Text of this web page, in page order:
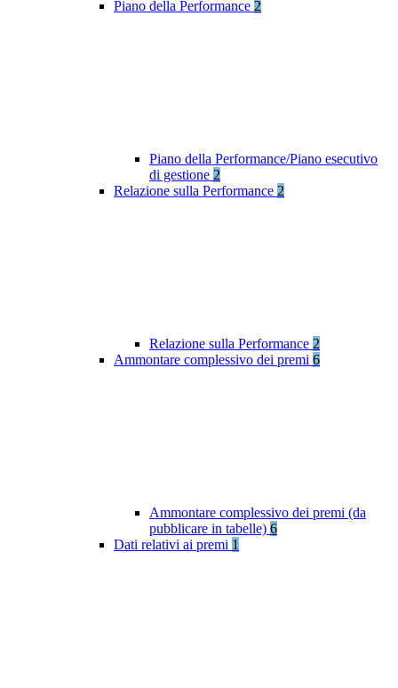
Piano della Performance 2
Piano della Performance/Piano esecutivo
di gestione 2
Relazione sulla Performance 2
Relazione sulla Performance 2
Ammontare complessivo dei premi 6
Ammontare complessivo dei premi (da
pubblicare in tabelle) 6
Dati relativi ai premi 1